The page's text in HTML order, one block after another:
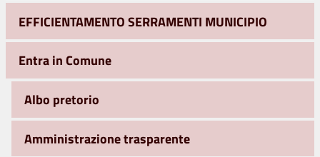
EFFICIENTAMENTO SERRAMENTI MUNICIPIO
Entra in Comune
Albo pretorio
Amministrazione trasparente